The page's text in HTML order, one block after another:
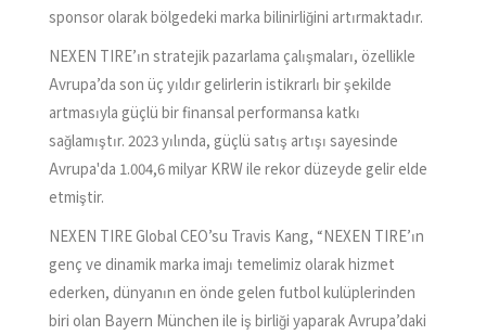
sponsor olarak bölgedeki marka bilinirliğini artırmaktadır.
NEXEN TIRE’ın stratejik pazarlama çalışmaları, özellikle
Avrupa’da son üç yıldır gelirlerin istikrarlı bir şekilde
artmasıyla güçlü bir finansal performansa katkı
sağlamıştır. 2023 yılında, güçlü satış artışı sayesinde
Avrupa'da 1.004,6 milyar KRW ile rekor düzeyde gelir elde
etmiştir.
NEXEN TIRE Global CEO’su Travis Kang, “NEXEN TIRE’ın
genç ve dinamik marka imajı temelimiz olarak hizmet
ederken, dünyanın en önde gelen futbol kulüplerinden
biri olan Bayern München ile iş birliği yaparak Avrupa’daki